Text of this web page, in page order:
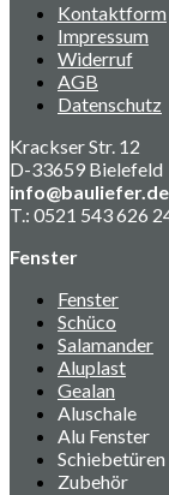
Kontaktform
Impressum
Widerruf
AGB
Datenschutz
Krackser Str. 12
D-33659 Bielefeld
info@bauliefer.de
T.: 0521 543 626
Fenster
Fenster
Schüco
Salamander
Aluplast
Gealan
Aluschale
Alu Fenster
Schiebetüren
Zubehör